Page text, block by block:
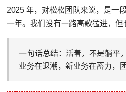
2025 年，对松松团队来说，是一
一年。我们没有一路高歌猛进，但
一句话总结：活着，不是躺平
业务在退潮，新业务在蓄力，